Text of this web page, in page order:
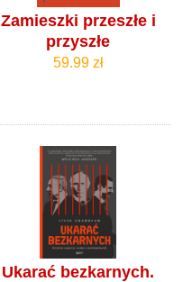
Zamieszki przeszłe i
przyszłe
59.99 zł
Ukarać bezkarnych.